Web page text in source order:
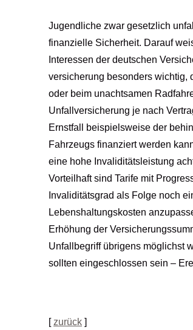
Jugendliche zwar gesetzlich
finanzielle Sicherheit. Darauf
Interessen der deutschen
ver­si­che­rung besonders wichtig,
oder beim unachtsamen
Unfall­ver­si­che­rung je nach
Ernstfall beispielsweise der
Fahrzeugs finanziert werden
eine hohe Invaliditätsleistung
Vorteilhaft sind Tarife mit
Invaliditätsgrad als Folge noch
Lebenshaltungskosten
Erhöhung der
Unfallbegriff übrigens möglichst
sollten eingeschlossen sein –
[ zurück ]